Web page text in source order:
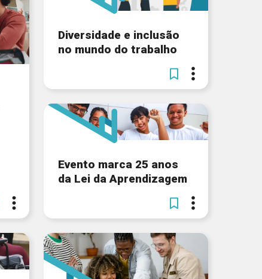
Diversidade e inclusão
no mundo do trabalho
Evento marca 25 anos
da Lei da Aprendizagem